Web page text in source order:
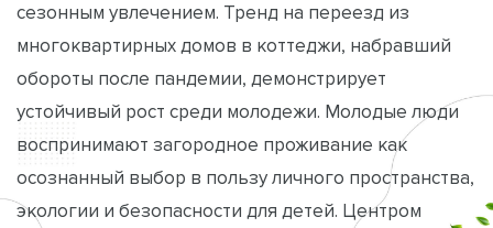
сезонным увлечением. Тренд на переезд из
многоквартирных домов в коттеджи, набравший
обороты после пандемии, демонстрирует
устойчивый рост среди молодежи. Молодые люди
воспринимают загородное проживание как
осознанный выбор в пользу личного пространства,
экологии и безопасности для детей. Центром